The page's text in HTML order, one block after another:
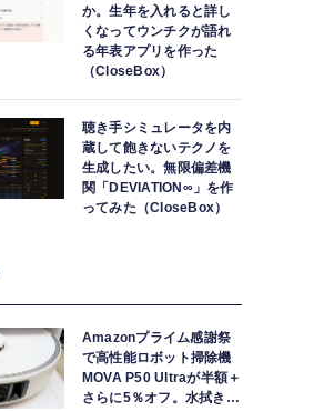
か。生年を入れると詳し
くなってウンチクが語れ
る年表アプリを作った
（CloseBox）
聴き手シミュレータを内
蔵して飽きないテクノを
生成したい。無限偏差機
関「DEVIATION∞」を作
ってみた（CloseBox）
Amazonプライム感謝祭
で高性能ロボット掃除機
MOVA P50 Ultraが半額＋
さらに5％オフ。水拭きモ